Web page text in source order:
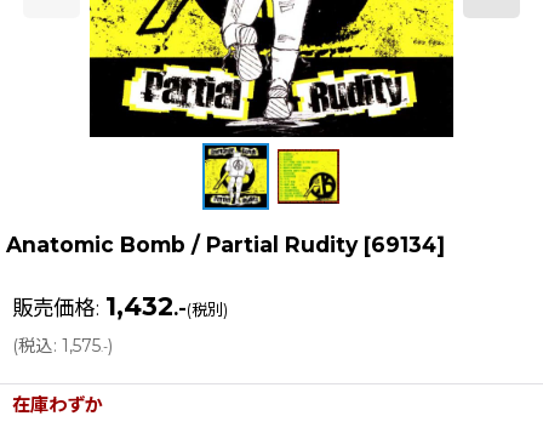
Anatomic Bomb / Partial Rudity [69134]
販売価格: 1,432.-(税別)
(税込: 1,575.-)
在庫わずか